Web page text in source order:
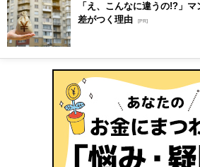
「え、こんなに違うの!?」
差がつく理由 [PR]